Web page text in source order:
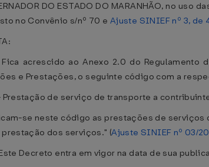
DO ESTADO DO MARANHÃO, no
no Convênio s/nº 70 e Ajuste SINIEF nº 3, de
Fica acrescido ao Anexo 2.0 do Regulamento
e Prestações, o seguinte código com a
Prestação de serviço de transporte a
se neste código as prestações de
prestação dos serviços." (Ajuste SINIEF nº 03/
Decreto entra em vigor na data de sua